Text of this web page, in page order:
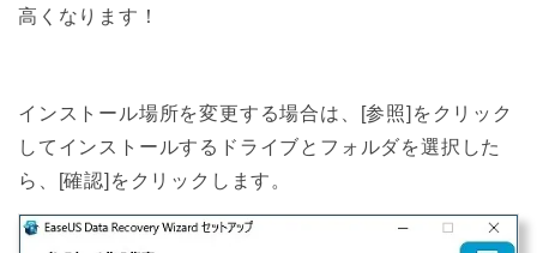
高くなります！
インストール場所を変更する場合は、[参照]をクリック
してインストールするドライブとフォルダを選択した
ら、[確認]をクリックします。